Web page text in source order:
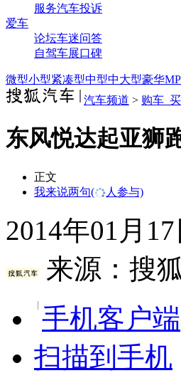
服务汽车投诉
爱车
论坛车迷问答
自驾车展口碑
微型小型紧凑型中型中大型豪华
汽车频道 > 购车_
东风悦达起亚狮
正文
我来说两句( 人参与)
2014年01月
来源： 搜
手机客户端
扫描到手机